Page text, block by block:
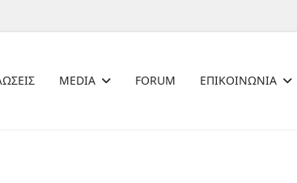
MEDIA FORUM ΕΠΙΚΟΙΝΩΝΙΑ